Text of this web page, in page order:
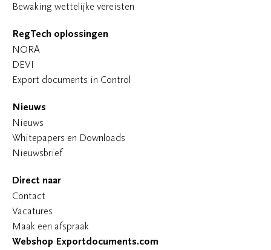
Bewaking wettelijke vereisten
RegTech oplossingen
NORA
DEVI
Export documents in Control
Nieuws
Nieuws
Whitepapers en Downloads
Nieuwsbrief
Direct naar
Contact
Vacatures
Maak een afspraak
Webshop Exportdocuments.com